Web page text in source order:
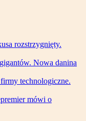
rozstrzygnięty.
Nowa danina
technologiczne.
mówi o